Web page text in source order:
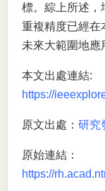
標。綜上所述，
重複精度已經在
未來大範圍地應
本文出處連結:
https://
原文出處： 研究
原始連結：
https://